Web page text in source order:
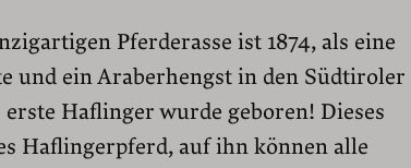
Pferderasse ist 1874, als eine
und ein Araberhengst in den Südtiroler
Haflinger wurde geboren! Dieses
Haflingerpferd, auf ihn können alle